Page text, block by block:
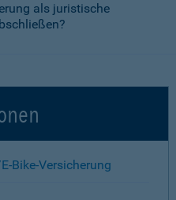
als juristische
Bike-Versicherung